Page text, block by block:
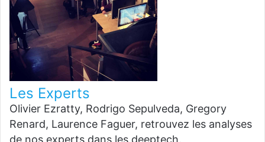
Les Experts
Olivier Ezratty, Rodrigo Sepulveda, Gregory
Renard, Laurence Faguer, retrouvez les analyses
de nos experts dans les deeptech,